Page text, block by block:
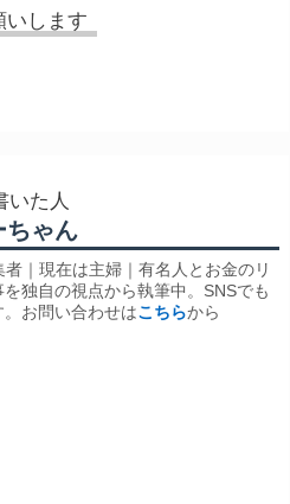
いします
いた人
ちゃん
｜現在は主婦｜有名人とお金のリ
独自の視点から執筆中。SNSでも
お問い合わせはこちらから